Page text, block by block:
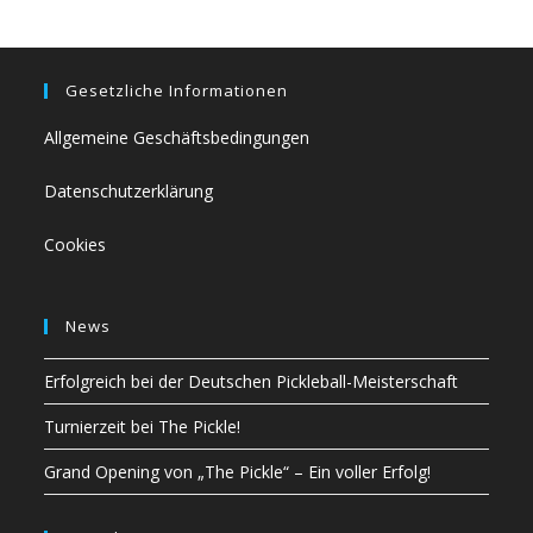
Gesetzliche Informationen
Allgemeine Geschäftsbedingungen
Datenschutzerklärung
Cookies
News
Erfolgreich bei der Deutschen Pickleball-Meisterschaft
Turnierzeit bei The Pickle!
Grand Opening von „The Pickle“ – Ein voller Erfolg!